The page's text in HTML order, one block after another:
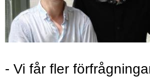
- Vi får fler